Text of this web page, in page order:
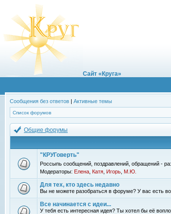
Сайт «Круга»
Сообщения без ответов | Активные темы
Список форумов
Общие форумы
"КРУГоверть"
Россыпь сообщений, поздравлений, обращений -
Модераторы: Елена Катя Игорь М.Ю.
Для тех, кто здесь недавно
Вы не можете разобраться в форуме? У вас есть
Все начинается с идеи...
У тебя есть интересная идея? Ты хотел бы её